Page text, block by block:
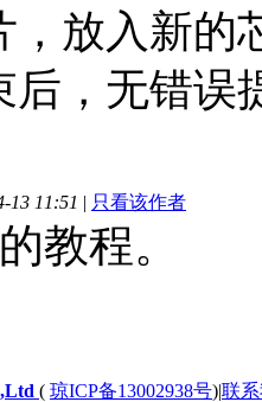
放入新的
，无错误
13 11:51 | 只看该作者
教程。
( 琼ICP备13002938号)|联